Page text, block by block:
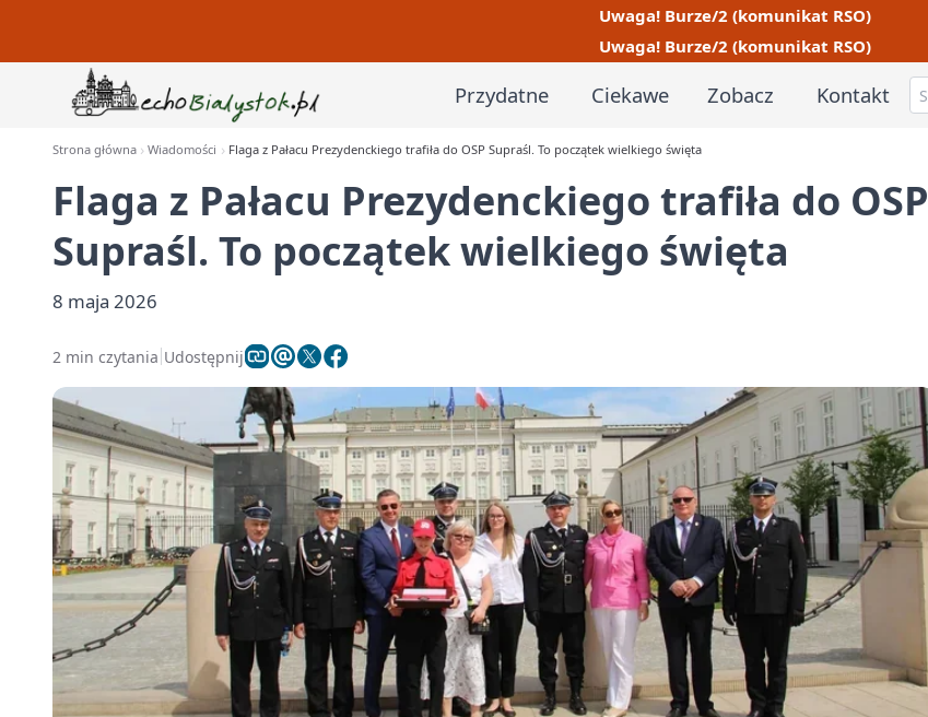
Uwaga! Burze/2 (komunikat RSO)
Uwaga! Burze/2 (komunikat RSO)
Przydatne Ciekawe Zobacz Kontakt
Strona główna Wiadomości Flaga z Pałacu Prezydenckiego trafiła do OSP Supraśl. To początek wielkiego święta
Flaga z Pałacu Prezydenckiego trafiła do OSP
Supraśl. To początek wielkiego święta
8 maja 2026
2 min czytania Udostępnij